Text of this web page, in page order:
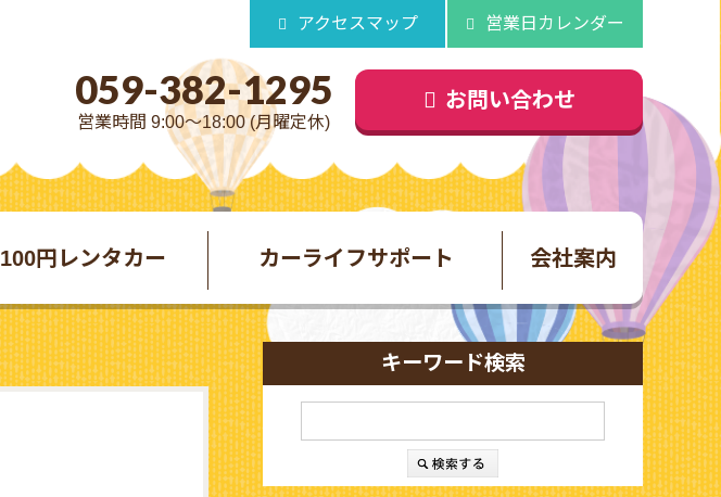
アクセスマップ 営業日カレンダー
059-382-1295
営業時間 9:00～18:00 (月曜定休)
お問い合わせ
100円レンタカー カーライフサポート 会社案内
キーワード検索